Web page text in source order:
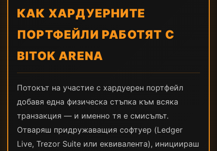
КАК ХАРДУЕРНИТЕ
ПОРТФЕЙЛИ РАБОТЯТ С
BITOK ARENA
Потокът на участие с хардуерен портфейл
добавя една физическа стъпка към всяка
транзакция — и именно тя е смисълът.
Отваряш придружаващия софтуер (Ledger
Live, Trezor Suite или еквивалента), инициираш